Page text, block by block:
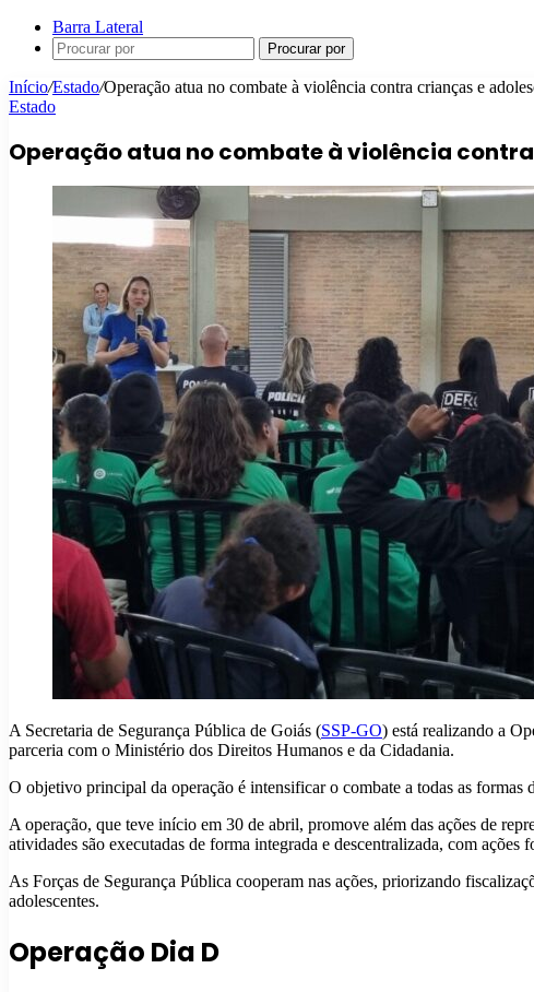
Barra Lateral
Procurar por
Início/Estado/Operação atua no combate à violência contra crianças e
Estado
Operação atua no combate à violência
A Secretaria de Segurança Pública de Goiás (SSP-GO) está realizando a
parceria com o Ministério dos Direitos Humanos e da Cidadania.
O objetivo principal da operação é intensificar o combate a todas as formas
A operação, que teve início em 30 de abril, promove além das ações de
atividades são executadas de forma integrada e descentralizada, com ações
As Forças de Segurança Pública cooperam nas ações, priorizando
adolescentes.
Operação Dia D